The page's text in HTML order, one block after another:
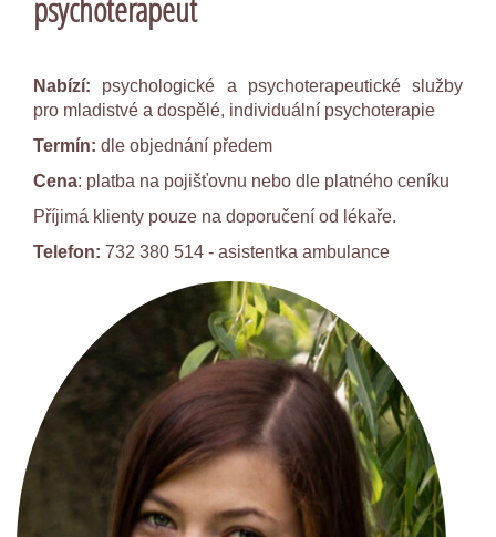
psychoterapeut
Nabízí: psychologické a psychoterapeutické služby
pro mladistvé a dospělé, individuální psychoterapie
Termín: dle objednání předem
Cena: platba na pojišťovnu nebo dle platného ceníku
Příjimá klienty pouze na doporučení od lékaře.
Telefon: 732 380 514 - asistentka ambulance